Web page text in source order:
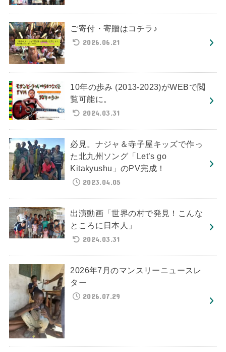
ご寄付・寄贈はコチラ♪
2026.06.21
10年の歩み (2013-2023)がWEBで閲
覧可能に。
2024.03.31
必見。ナジャ＆寺子屋キッズで作っ
た北九州ソング「Let’s go
Kitakyushu」のPV完成！
2023.04.05
出演動画「世界の村で発見！こんな
ところに日本人」
2024.03.31
2026年7月のマンスリーニュースレ
ター
2026.07.29